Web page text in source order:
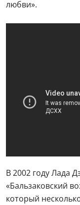
любви».
В 2002 году Лада
«Бальзаковский
который